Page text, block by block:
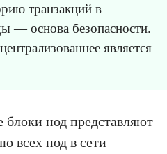
транзакций в
— основа безопасности.
является
блоки нод представляют
всех нод в сети